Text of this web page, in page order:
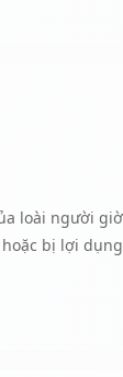
loài người
bị lợi